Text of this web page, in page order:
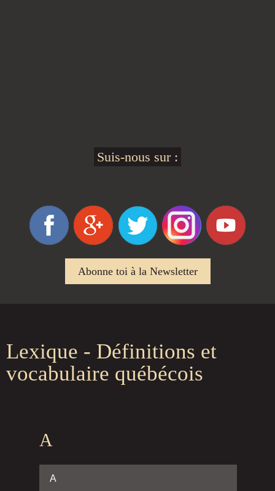
Suis-nous sur :
Abonne toi à la Newsletter
Lexique - Définitions et
vocabulaire québécois
A
A